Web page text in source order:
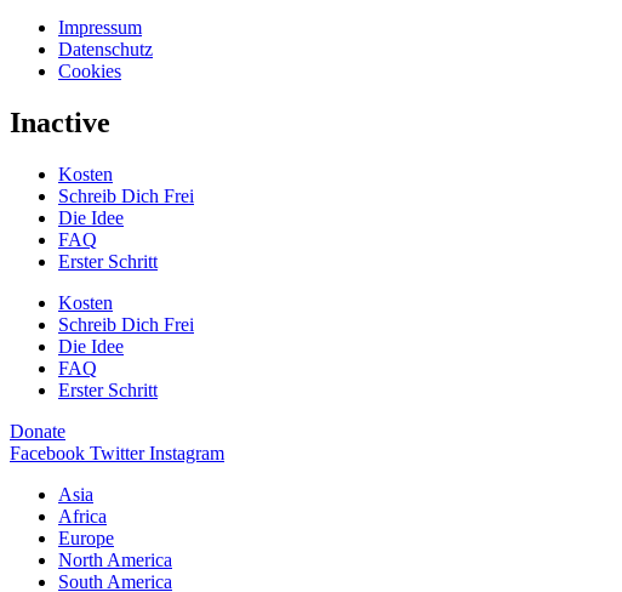
Impressum
Datenschutz
Cookies
Inactive
Kosten
Schreib Dich Frei
Die Idee
FAQ
Erster Schritt
Kosten
Schreib Dich Frei
Die Idee
FAQ
Erster Schritt
Donate
Facebook Twitter Instagram
Asia
Africa
Europe
North America
South America